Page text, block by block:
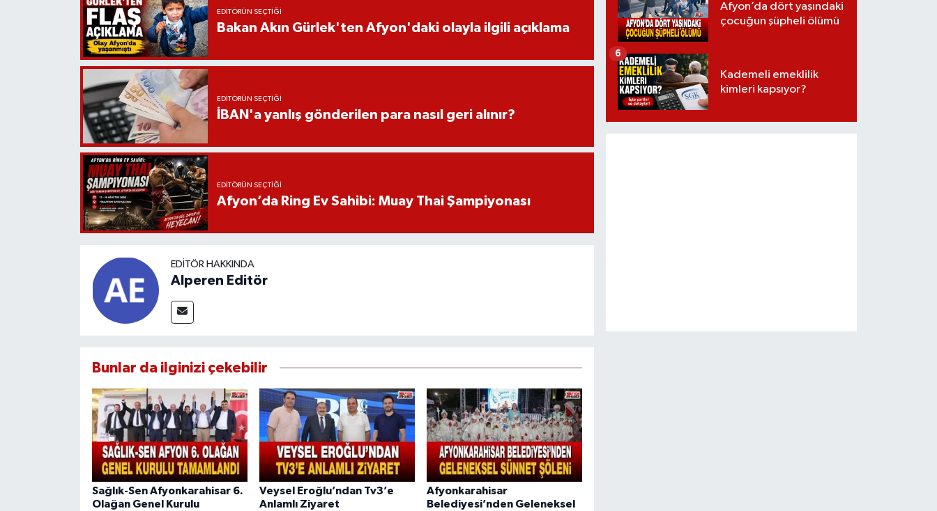
EDITÖRÜN SEÇTIĞI
Bakan Akın Gürlek'ten Afyon'daki olayla ilgili açıklama
EDITÖRÜN SEÇTIĞI
İBAN'a yanlış gönderilen para nasıl geri alınır?
EDITÖRÜN SEÇTIĞI
Afyon’da Ring Ev Sahibi: Muay Thai Şampiyonası
EDITÖR HAKKINDA
Alperen Editör
Bunlar da ilginizi çekebilir
Sağlık-Sen Afyonkarahisar 6.
Olağan Genel Kurulu
Veysel Eroğlu’ndan Tv3’e
Anlamlı Ziyaret
Afyonkarahisar
Belediyesi’nden Geleneksel
Afyon’da dört yaşındaki
çocuğun şüpheli ölümü
Kademeli emeklilik
kimleri kapsıyor?
6